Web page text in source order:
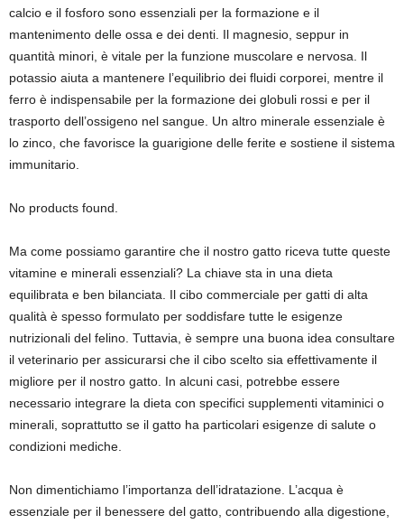
calcio e il fosforo sono essenziali per la formazione e il
mantenimento delle ossa e dei denti. Il magnesio, seppur in
quantità minori, è vitale per la funzione muscolare e nervosa. Il
potassio aiuta a mantenere l’equilibrio dei fluidi corporei, mentre il
ferro è indispensabile per la formazione dei globuli rossi e per il
trasporto dell’ossigeno nel sangue. Un altro minerale essenziale è
lo zinco, che favorisce la guarigione delle ferite e sostiene il sistema
immunitario.
No products found.
Ma come possiamo garantire che il nostro gatto riceva tutte queste
vitamine e minerali essenziali? La chiave sta in una dieta
equilibrata e ben bilanciata. Il cibo commerciale per gatti di alta
qualità è spesso formulato per soddisfare tutte le esigenze
nutrizionali del felino. Tuttavia, è sempre una buona idea consultare
il veterinario per assicurarsi che il cibo scelto sia effettivamente il
migliore per il nostro gatto. In alcuni casi, potrebbe essere
necessario integrare la dieta con specifici supplementi vitaminici o
minerali, soprattutto se il gatto ha particolari esigenze di salute o
condizioni mediche.
Non dimentichiamo l’importanza dell’idratazione. L’acqua è
essenziale per il benessere del gatto, contribuendo alla digestione,